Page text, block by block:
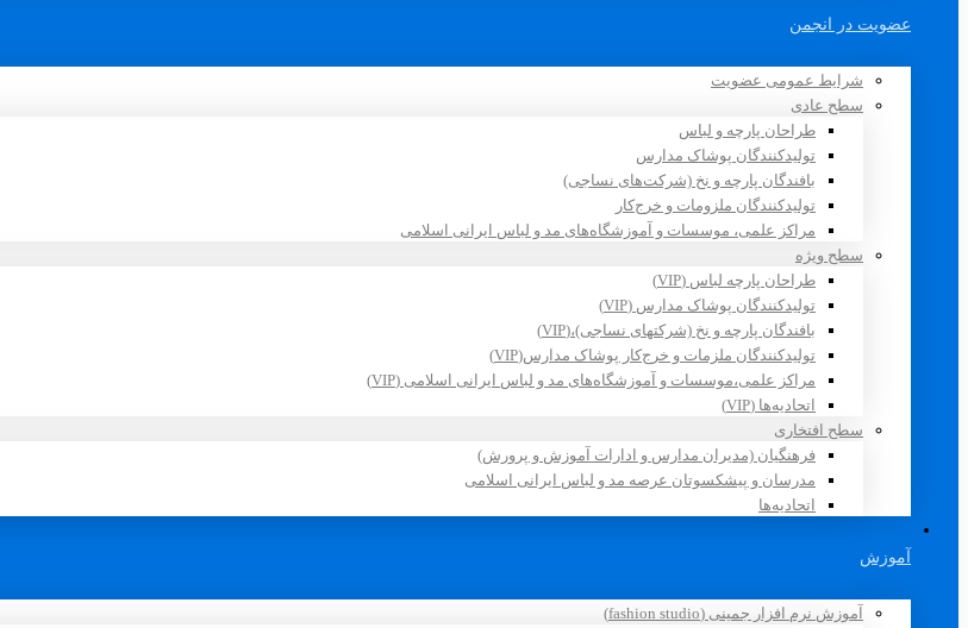
عضویت در انجمن
شرایط عمومی عضویت
سطح عادی
طراحان پارچه و لباس
تولیدکنندگان پوشاک مدارس
بافندگان پارچه و نخ (شرکت‌های نساجی)
تولیدکنندگان ملزومات و خرج‌کار
مراکز علمی، موسسات و آموزشگاه‌های مد و لباس ایرانی اسلامی
سطح ویژه
طراحان پارچه لباس (VIP)
تولیدکنندگان پوشاک مدارس (VIP)
بافندگان پارچه و نخ (شرکتهای نساجی)،(VIP)
تولیدکنندگان ملزمات و خرج‌کار پوشاک مدارس(VIP)
مراکز علمی،موسسات و آموزشگاه‌های مد و لباس ایرانی اسلامی (VIP)
اتحادیه‌ها (VIP)
سطح افتخاری
فرهنگیان (مدیران مدارس و ادارات آموزش و پرورش)
مدرسان و پیشکسوتان عرصه مد و لباس ایرانی اسلامی
اتحادیه‌ها
آموزش
آموزش نرم افزار جمینی (fashion studio)